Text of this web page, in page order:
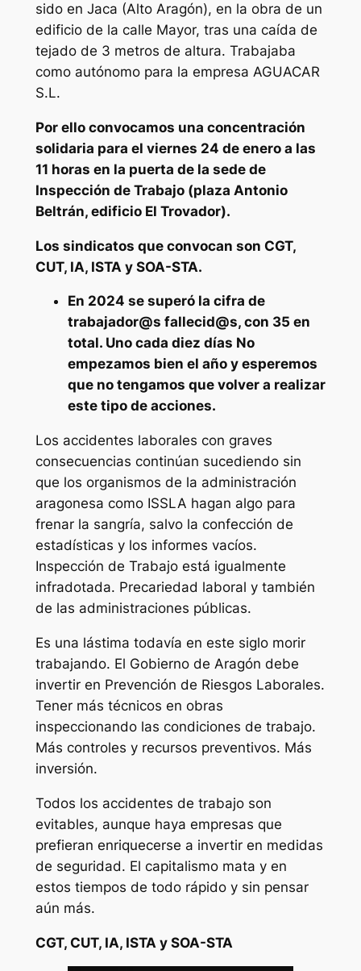
sido en Jaca (Alto Aragón), en la obra de un
edificio de la calle Mayor, tras una caída de
tejado de 3 metros de altura. Trabajaba
como autónomo para la empresa AGUACAR
S.L.
Por ello convocamos una concentración
solidaria para el viernes 24 de enero a las
11 horas en la puerta de la sede de
Inspección de Trabajo (plaza Antonio
Beltrán, edificio El Trovador).
Los sindicatos que convocan son CGT,
CUT, IA, ISTA y SOA-STA.
En 2024 se superó la cifra de
trabajador@s fallecid@s, con 35 en
total. Uno cada diez días No
empezamos bien el año y esperemos
que no tengamos que volver a realizar
este tipo de acciones.
Los accidentes laborales con graves
consecuencias continúan sucediendo sin
que los organismos de la administración
aragonesa como ISSLA hagan algo para
frenar la sangría, salvo la confección de
estadísticas y los informes vacíos.
Inspección de Trabajo está igualmente
infradotada. Precariedad laboral y también
de las administraciones públicas.
Es una lástima todavía en este siglo morir
trabajando. El Gobierno de Aragón debe
invertir en Prevención de Riesgos Laborales.
Tener más técnicos en obras
inspeccionando las condiciones de trabajo.
Más controles y recursos preventivos. Más
inversión.
Todos los accidentes de trabajo son
evitables, aunque haya empresas que
prefieran enriquecerse a invertir en medidas
de seguridad. El capitalismo mata y en
estos tiempos de todo rápido y sin pensar
aún más.
CGT, CUT, IA, ISTA y SOA-STA